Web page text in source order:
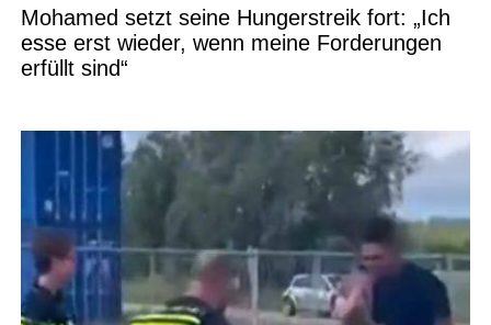
Mohamed setzt seine Hungerstreik fort: „Ich
esse erst wieder, wenn meine Forderungen
erfüllt sind“